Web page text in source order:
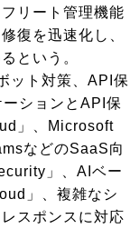
リート管理機能
復を迅速化し、
という。
ット対策、API保
ションとAPI保
」、Microsoft
などのSaaS向
」、AIベー
」、複雑なシ
スポンスに対応